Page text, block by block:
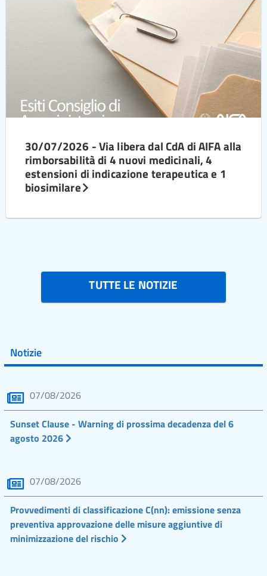
30/07/2026 - Via libera dal CdA di AIFA alla
rimborsabilità di 4 nuovi medicinali, 4
estensioni di indicazione terapeutica e 1
biosimilare
TUTTE LE NOTIZIE
Notizie
07/08/2026
Sunset Clause - Warning di prossima decadenza del 6
agosto 2026
07/08/2026
Provvedimenti di classificazione C(nn): emissione senza
preventiva approvazione delle misure aggiuntive di
minimizzazione del rischio